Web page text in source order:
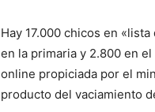
Hay 17.000 chicos en
en la primaria y 2.800 en
online propiciada por el
producto del vaciamiento